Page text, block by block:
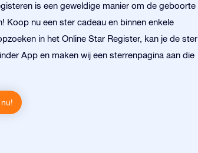
is een geweldige manier om de geboorte
Koop nu een ster cadeau en binnen enkele
in het Online Star Register, kan je de ster
App en maken wij een sterrenpagina aan die